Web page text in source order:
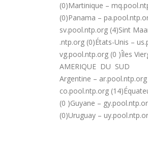
(0)Martinique –
(0)Panama –
sv.pool.ntp.org (4)Sint
.ntp.org (0)États-Unis –
vg.pool.ntp.org (0 )Îles
AMERIQUE DU SUD
Argentine –
co.pool.ntp.org
(0 )Guyane –
(0)Uruguay –